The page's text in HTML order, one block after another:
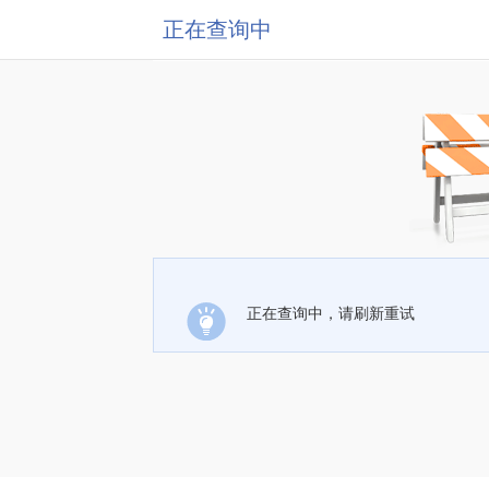
正在查询中
正在查询中，请刷新重试